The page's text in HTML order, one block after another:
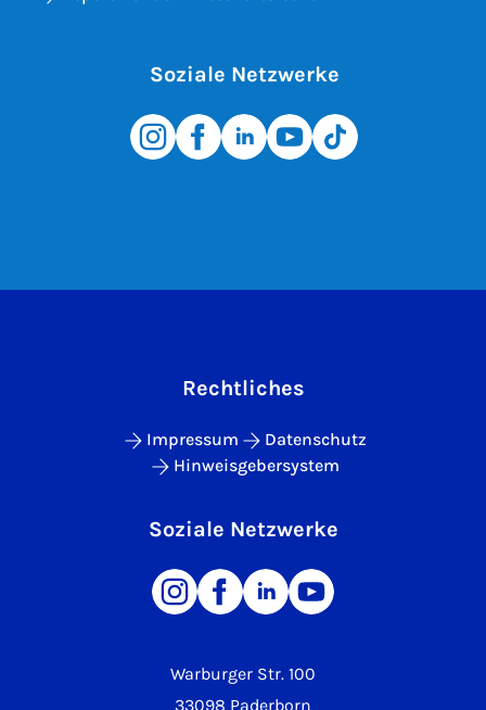
Soziale Netzwerke
Warburger Str. 100
33098 Paderborn
Rechtliches
Impressum
Datenschutz
Hinweisgebersystem
Soziale Netzwerke